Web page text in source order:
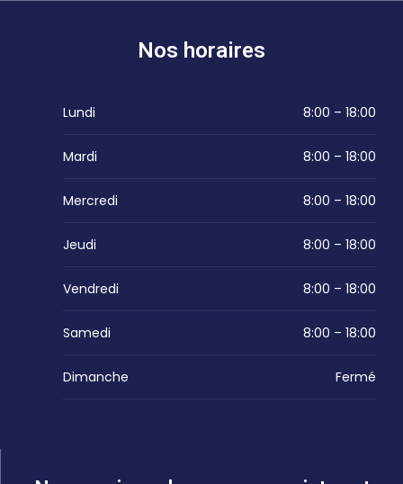
Nos horaires
Lundi 8:00 – 18:00
Mardi 8:00 – 18:00
Mercredi 8:00 – 18:00
Jeudi 8:00 – 18:00
Vendredi 8:00 – 18:00
Samedi 8:00 – 18:00
Dimanche Fermé